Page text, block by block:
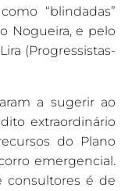
“blindadas”
Nogueira, e pelo
(Progressistas-
a sugerir ao
extraordinário
do Plano
emergencial.
consultores é de